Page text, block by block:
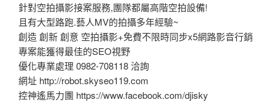
針對空拍攝影接案服務,團隊都屬高階空拍設備!
且有大型路跑.藝人MV的拍攝多年經驗~
創造 創新 創意 空拍攝影+免費不限時同步x5網路影音行銷
專案能獲得最佳的SEO視野
優化專業處理 0982-708118 洽詢
網址 http://robot.skyseo119.com
控神遙馬力團 https://www.facebook.com/djisky